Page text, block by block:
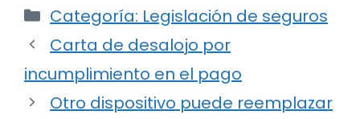
Categorías
Categoría: Legislación de seguros
Carta de desalojo por
incumplimiento en el pago
Otro dispositivo puede reemplazar